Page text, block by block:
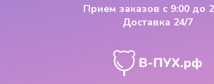
Прием заказов с 9:00 до
Доставка 24/7